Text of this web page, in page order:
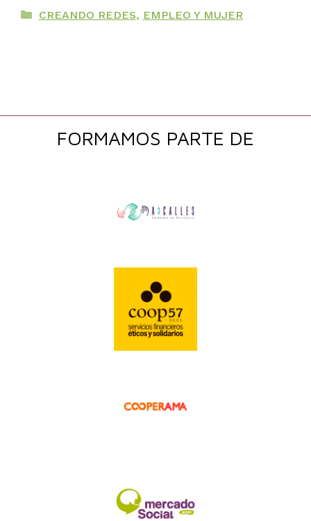
Categorías
CREANDO REDES, EMPLEO Y MUJER
FORMAMOS PARTE DE